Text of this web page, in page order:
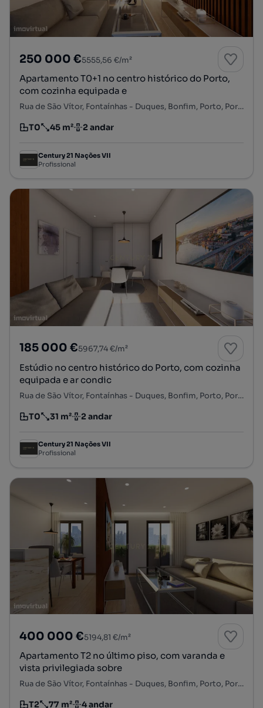
250 000 €5555,56 €/m²
Apartamento T0+1 no centro histórico do Porto,
com cozinha equipada e
Rua de São Vítor, Fontaínhas - Duques, Bonfim, Porto, Porto
Tipologia
T0
Preço por metro quadrado
45 m²
Andar 2 andar
Century 21 Nações VII
Profissional
185 000 €5967,74 €/m²
Estúdio no centro histórico do Porto, com cozinha
equipada e ar condic
Rua de São Vítor, Fontaínhas - Duques, Bonfim, Porto, Porto
Tipologia
T0
Preço por metro quadrado
31 m²
Andar 2 andar
Century 21 Nações VII
Profissional
400 000 €5194,81 €/m²
Apartamento T2 no último piso, com varanda e
vista privilegiada sobre
Rua de São Vítor, Fontaínhas - Duques, Bonfim, Porto, Porto
T2 77 m² 4 andar